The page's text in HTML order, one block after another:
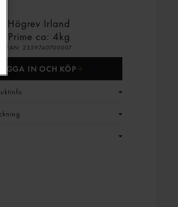
Högrev Irland
Prime ca: 4kg
EAN: 2359740700007
LOGGA IN OCH KÖP